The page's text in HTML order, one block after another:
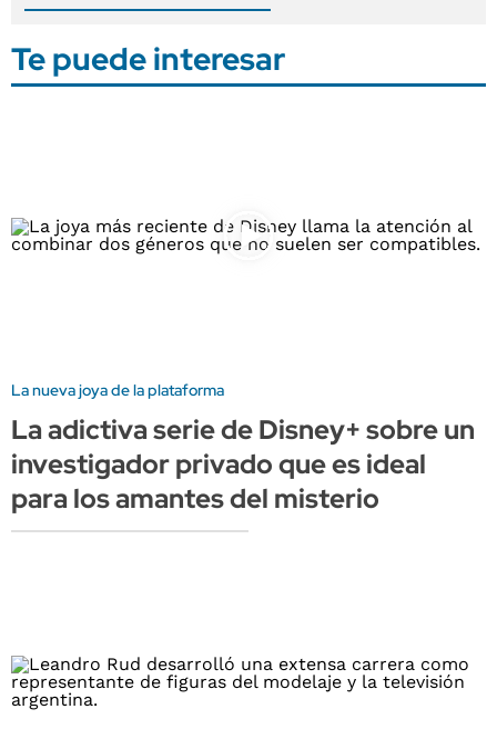
Te puede interesar
La nueva joya de la plataforma
La adictiva serie de Disney+ sobre un
investigador privado que es ideal
para los amantes del misterio